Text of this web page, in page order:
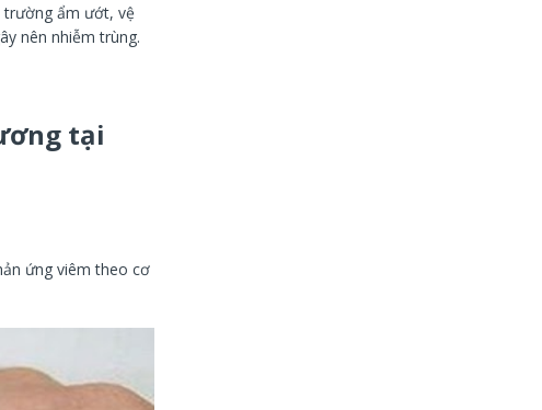
trường ẩm ướt, vệ
nên nhiễm trùng.
tại
ứng viêm theo cơ